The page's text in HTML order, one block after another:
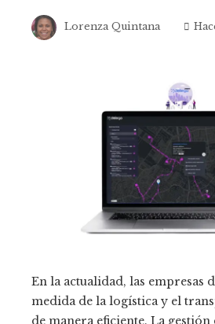
Lorenza Quintana
En la actualidad, las empresas
medida de la logística y el
de manera eficiente. La gestión